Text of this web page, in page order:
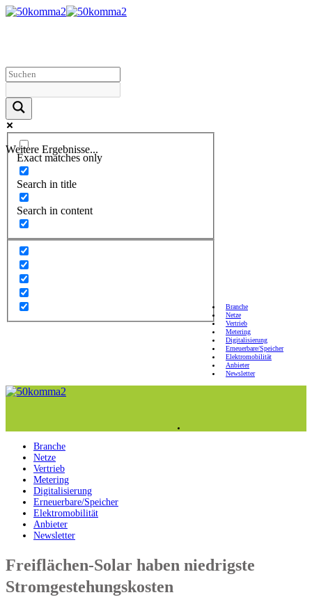
Weitere Ergebnisse...
Exact matches only
Search in title
Search in content
Branche
Netze
Vertrieb
Metering
Digitalisierung
Erneuerbare/Speicher
Elektromobilität
Anbieter
Newsletter
Branche
Netze
Vertrieb
Metering
Digitalisierung
Erneuerbare/Speicher
Elektromobilität
Anbieter
Newsletter
Freiflächen-Solar haben niedrigste
Stromgestehungskosten